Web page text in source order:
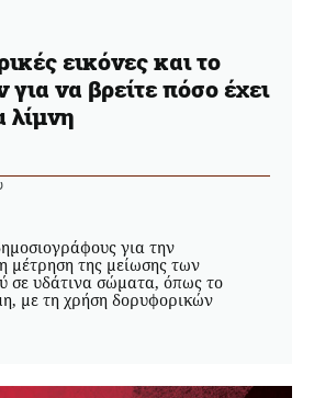
εικόνες και το
για να βρείτε πόσο έχει
λίμνη
για την
μέτρηση της μείωσης των
σε υδάτινα σώματα, όπως το
με τη χρήση δορυφορικών